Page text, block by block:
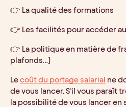
👉 La qualité des formations
👉 Les facilités pour accéder
👉 La politique en matière de
plafonds…)
Le coût du portage salarial ne
de vous lancer. S’il vous paraît
la possibilité de vous lancer en